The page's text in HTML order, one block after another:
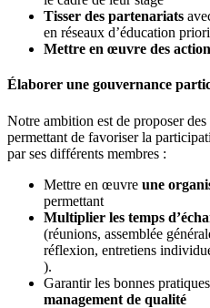
Tisser des partenariats
en réseaux d’éducation
Mettre en œuvre des
Élaborer une gouvernance
Notre ambition est de proposer
permettant de favoriser la
par ses différents membres :
Mettre en œuvre une
permettant
Multiplier les temps
(réunions, assemblée
réflexion, entretiens
).
Garantir les bonnes
management de qualité